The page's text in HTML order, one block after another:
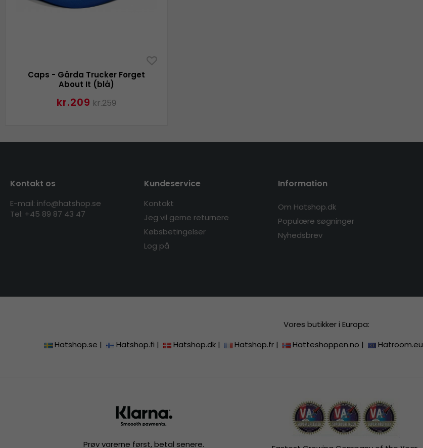
Caps - Gårda Trucker Forget
About It (blå)
kr.209 kr.259
Kontakt os
E-mail: info@hatshop.se
Tel: +45 89 87 43 47
Kundeservice
Kontakt
Jeg vil gerne returnere
Købsbetingelser
Log på
Information
Om Hatshop.dk
Populære søgninger
Nyhedsbrev
Vores butikker i Europa:
Hatshop.se | Hatshop.fi | Hatshop.dk | Hatshop.fr | Hatteshoppen.no | Hatroom.eu
Prøv varerne først, betal senere.